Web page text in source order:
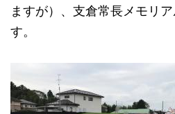
ますが）、支倉常長メモリ
す。